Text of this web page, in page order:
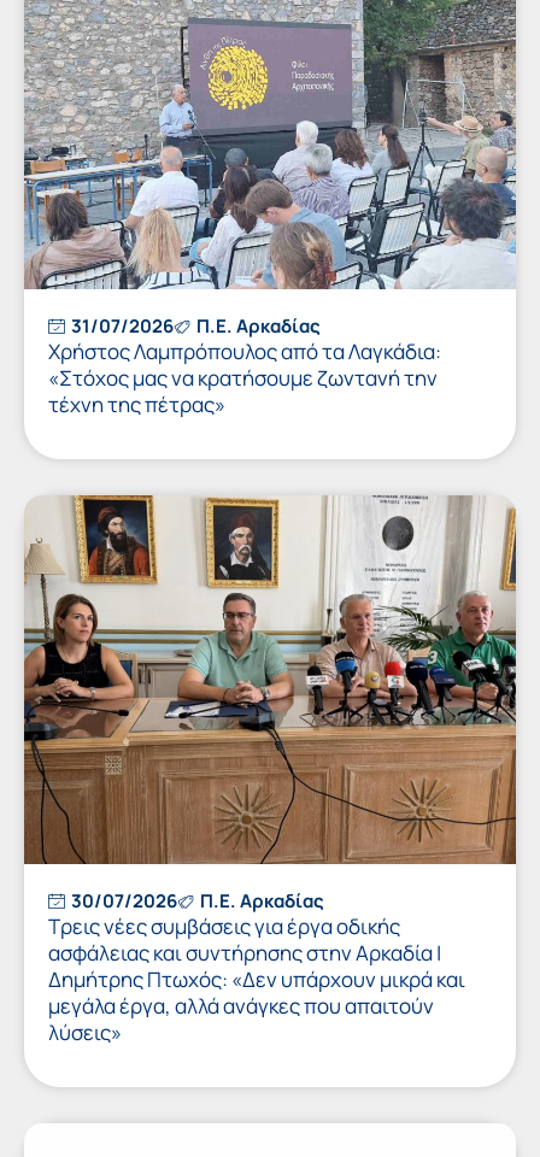
31/07/2026 Π.Ε. Αρκαδίας
Χρήστος Λαμπρόπουλος από τα Λαγκάδια:
«Στόχος μας να κρατήσουμε ζωντανή την
τέχνη της πέτρας»
30/07/2026 Π.Ε. Αρκαδίας
Τρεις νέες συμβάσεις για έργα οδικής
ασφάλειας και συντήρησης στην Αρκαδία |
Δημήτρης Πτωχός: «Δεν υπάρχουν μικρά και
μεγάλα έργα, αλλά ανάγκες που απαιτούν
λύσεις»